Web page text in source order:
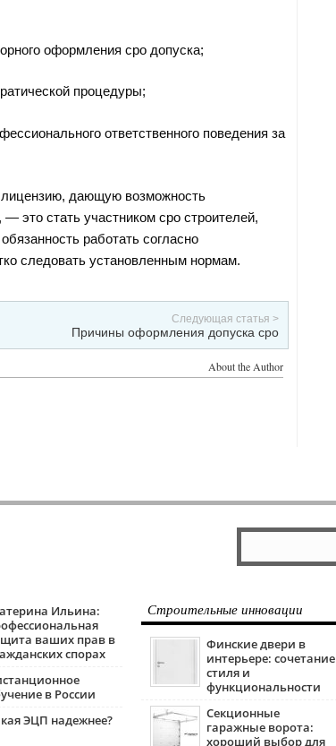
оформления сро допуска;
процедуры;
ответственного поведения за
лицензию, дающую возможность
это стать участником сро строителей,
работать согласно
следовать установленным нормам.
Следующая статья >
Причины оформления допуска сро
About the Author
Ильина:
ваших прав в
спорах
в России
ЭЦП надежнее?
Строительные инновации
Финские двери в
интерьере: сочетание
стиля и
функциональности
Секционные
гаражные ворота:
хороший выбор для